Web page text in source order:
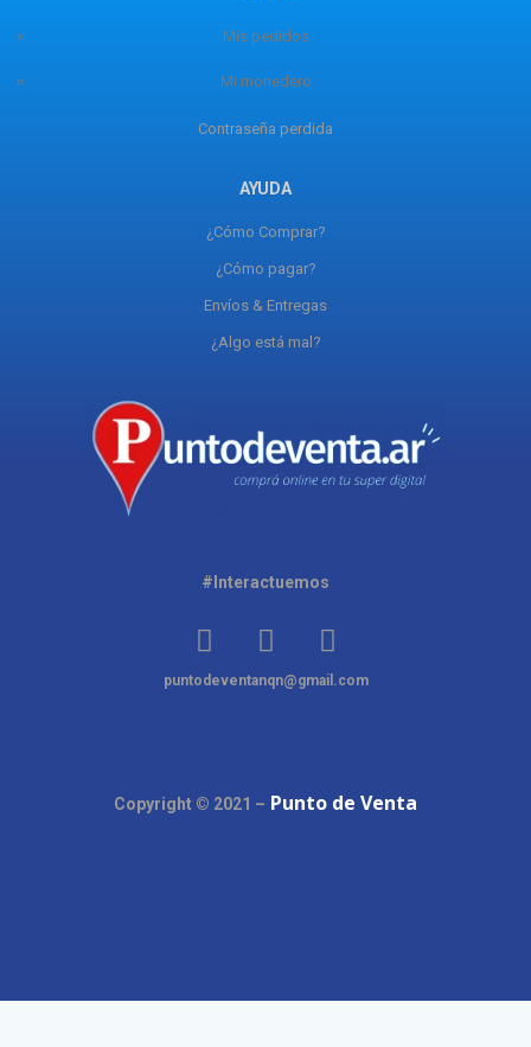
Mis pedidos
Mi monedero
Contraseña perdida
AYUDA
¿Cómo Comprar?
¿Cómo pagar?
Envíos & Entregas
¿Algo está mal?
#Interactuemos
puntodeventanqn@gmail.com
Copyright © 2021 – Punto de Venta